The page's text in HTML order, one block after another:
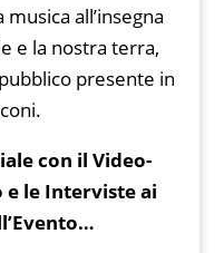
all’insegna
e la nostra terra,
presente in
con il Video-
e le Interviste ai